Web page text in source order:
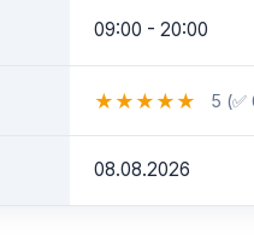
09:00 - 20:00
★ ★ ★ ★ ★ 5
08.08.2026